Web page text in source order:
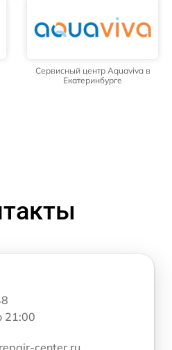
Сервисный центр Aquaviva в
Екатеринбурге
21:00
center.ru